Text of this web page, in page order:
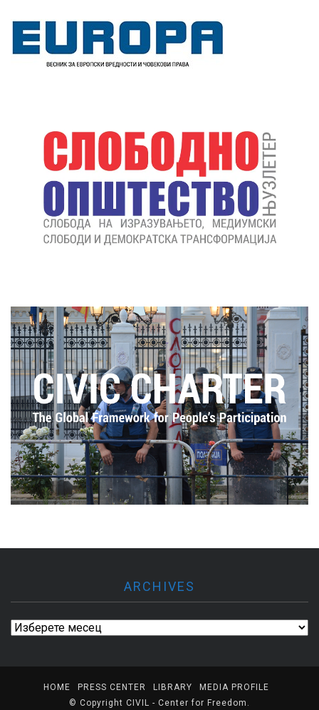
ARCHIVES
Archives
HOME PRESS CENTER LIBRARY
MEDIA PROFILE
© Copyright CIVIL - Center for Freedom